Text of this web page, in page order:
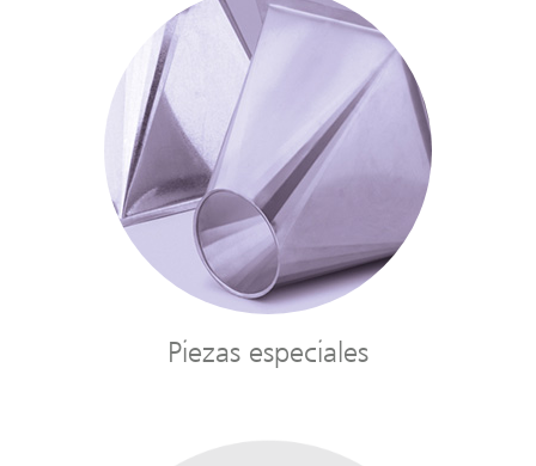
Piezas especiales